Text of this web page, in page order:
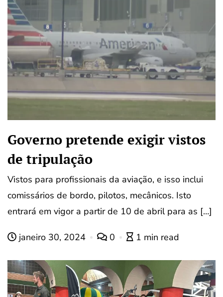
Governo pretende exigir vistos
de tripulação
Vistos para profissionais da aviação, e isso inclui
comissários de bordo, pilotos, mecânicos. Isto
entrará em vigor a partir de 10 de abril para as […]
janeiro 30, 2024 0 1 min read